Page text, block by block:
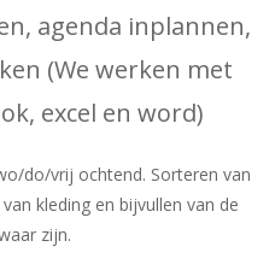
agenda inplannen,
(We werken met
excel en word)
do/vrij ochtend. Sorteren van
kleding en bijvullen van de
zijn.